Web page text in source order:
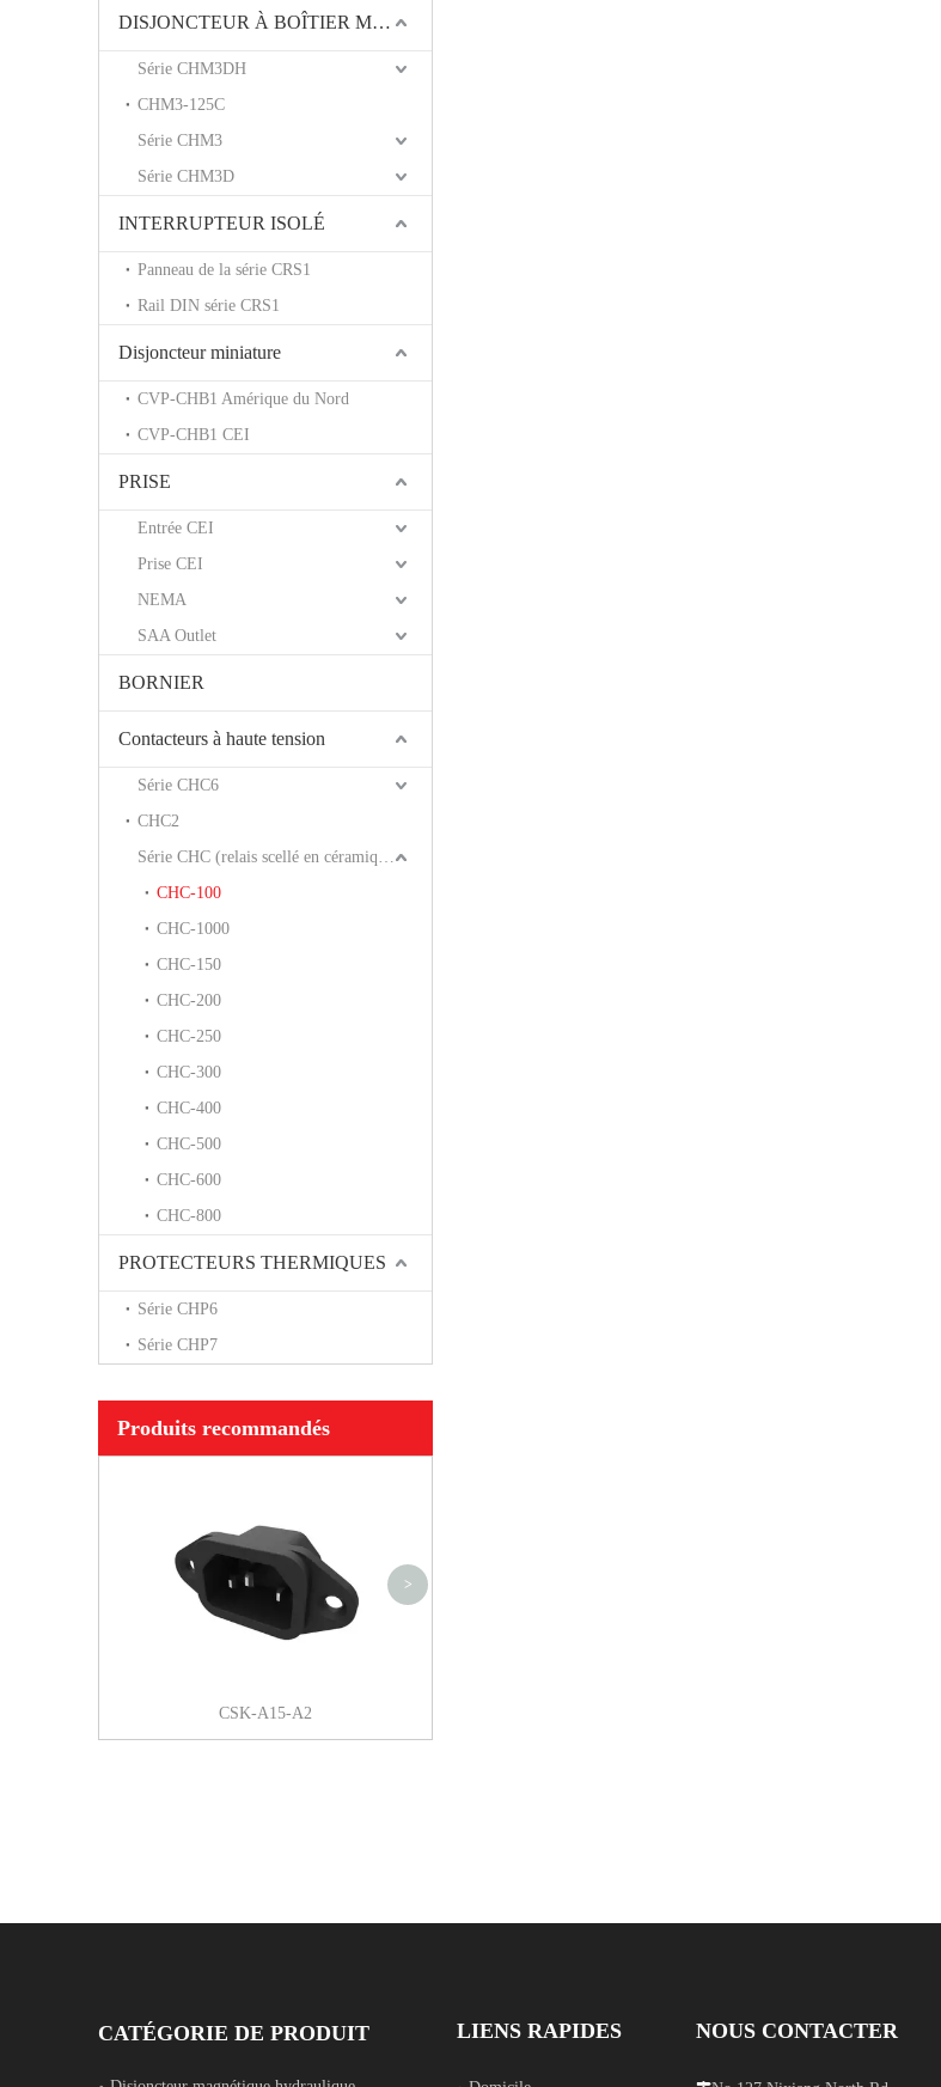
DISJONCTEUR À BOÎTIER MOULÉ
Série CHM3DH
CHM3-125C
Série CHM3
Série CHM3D
INTERRUPTEUR ISOLÉ
Panneau de la série CRS1
Rail DIN série CRS1
Disjoncteur miniature
CVP-CHB1 Amérique du Nord
CVP-CHB1 CEI
PRISE
Entrée CEI
Prise CEI
NEMA
SAA Outlet
BORNIER
Contacteurs à haute tension
Série CHC6
CHC2
Série CHC (relais scellé en céramique)
CHC-100
CHC-1000
CHC-150
CHC-200
CHC-250
CHC-300
CHC-400
CHC-500
CHC-600
CHC-800
PROTECTEURS THERMIQUES
Série CHP6
Série CHP7
Produits recommandés
CSK-A15-A2
>
CATÉGORIE DE PRODUIT LIENS RAPIDES NOUS CONTACTER